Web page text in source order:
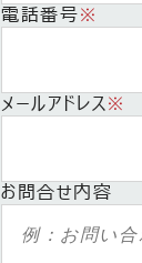
電話番号※
メールアドレス※
お問合せ内容